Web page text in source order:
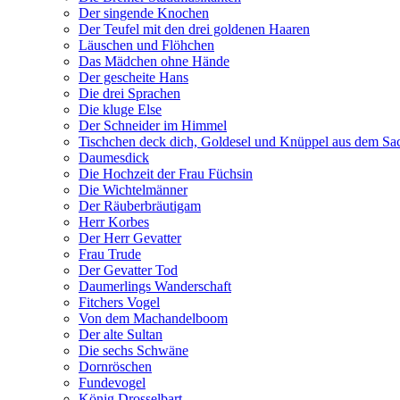
Der singende Knochen
Der Teufel mit den drei goldenen Haaren
Läuschen und Flöhchen
Das Mädchen ohne Hände
Der gescheite Hans
Die drei Sprachen
Die kluge Else
Der Schneider im Himmel
Tischchen deck dich, Goldesel und Knüppel aus dem
Daumesdick
Die Hochzeit der Frau Füchsin
Die Wichtelmänner
Der Räuberbräutigam
Herr Korbes
Der Herr Gevatter
Frau Trude
Der Gevatter Tod
Daumerlings Wanderschaft
Fitchers Vogel
Von dem Machandelboom
Der alte Sultan
Die sechs Schwäne
Dornröschen
Fundevogel